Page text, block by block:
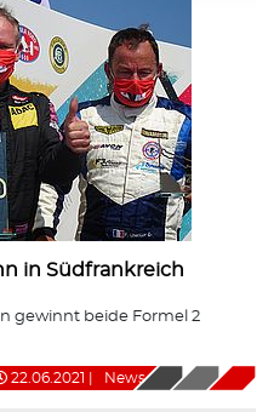
in Südfrankreich
gewinnt beide Formel 2
22.06.2021 News